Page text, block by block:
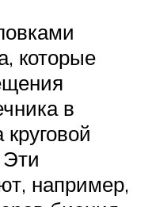
которые
в
например,